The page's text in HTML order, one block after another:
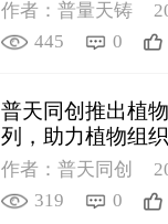
作者：普量天铸
445
0
普天同创推出植
列，助力植物组
作者：普天同创
319
0